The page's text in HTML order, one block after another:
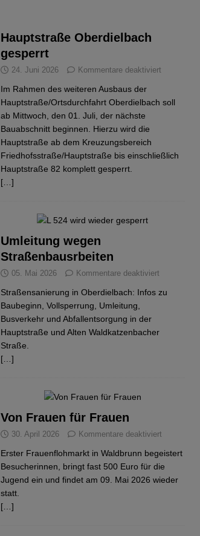
JUGEND
Hauptstraße Oberdielbach
gesperrt
24. Juni 2026 Kommentare deaktiviert
Im Rahmen des weiteren Ausbaus der
Hauptstraße/Ortsdurchfahrt Oberdielbach soll
ab Mittwoch, den 01. Juli, der nächste
Bauabschnitt beginnen. Hierzu wird die
Hauptstraße ab dem Kreuzungsbereich
Friedhofsstraße/Hauptstraße bis einschließlich
Hauptstraße 82 komplett gesperrt.
[…]
Umleitung wegen
Straßenbausrbeiten
05. Mai 2026 Kommentare deaktiviert
Straßensanierung in Oberdielbach: Infos zu
Baubeginn, Vollsperrung, Umleitung,
Busverkehr und Abfallentsorgung in der
Hauptstraße und Alten Waldkatzenbacher
Straße.
[…]
Von Frauen für Frauen
30. April 2026 Kommentare deaktiviert
Erster Frauenflohmarkt in Waldbrunn begeistert
Besucherinnen, bringt fast 500 Euro für die
Jugend ein und findet am 09. Mai 2026 wieder
statt.
[…]